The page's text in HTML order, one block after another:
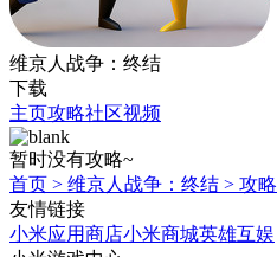
维京人战争：终结
下载
主页攻略社区视频
暂时没有攻略~
首页 > 维京人战争：终结 > 攻略
友情链接
小米应用商店小米商城英雄互娱